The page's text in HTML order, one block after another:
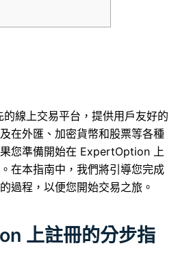
的線上交易平台，提供用戶友好的
在外匯、加密貨幣和股票等各種
您準備開始在 ExpertOption 上
在本指南中，我們將引導您完成
過程，以便您開始交易之旅。
上註冊的分步指